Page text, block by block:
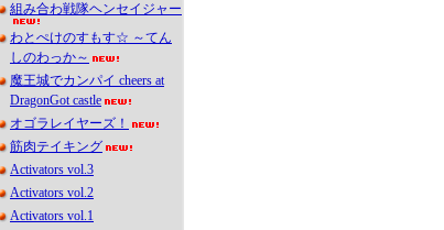
組み合わ戦隊ヘンセイジャー
わとぺけのすもす☆ ～てん
しのわっか～
魔王城でカンパイ cheers at
DragonGot castle
オゴラレイヤーズ！
筋肉テイキング
Activators vol.3
Activators vol.2
Activators vol.1